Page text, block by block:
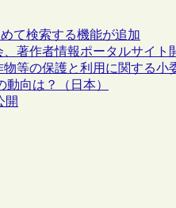
て検索する機能が追加
著作者情報ポータルサイト
等の保護と利用に関する小
向は？（日本）
開